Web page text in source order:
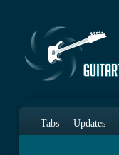
Tabs Updates